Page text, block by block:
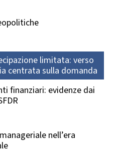
limitata: verso
centrata sulla domanda
finanziari: evidenze dai
nell’era